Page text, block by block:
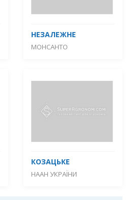
НЕЗАЛЕЖНЕ
МОНСАНТО
КОЗАЦЬКЕ
НААН УКРАЇНИ